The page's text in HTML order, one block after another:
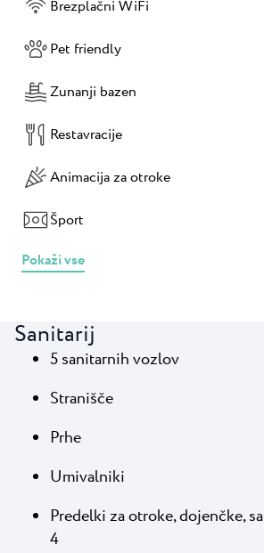
Brezplačni WiFi
Pet friendly
Zunanji bazen
Restavracije
Animacija za otroke
Šport
Pokaži vse
Sanitarij
5 sanitarnih vozlov
Stranišče
Prhe
Umivalniki
Predelki za otroke, dojenčke,
4